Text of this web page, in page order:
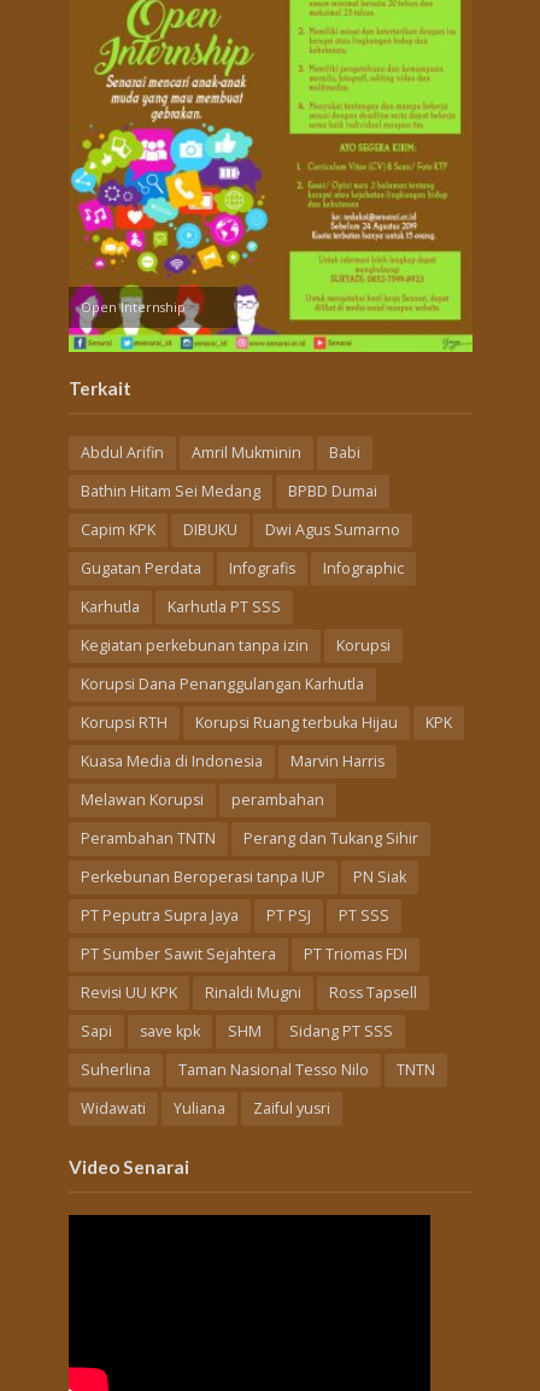
Open Internship
Terkait
Abdul Arifin Amril Mukminin
Babi
Bathin Hitam Sei Medang
BPBD Dumai
Capim KPK
DIBUKU
Dwi Agus Sumarno
Gugatan Perdata
Infografis
Infographic
Karhutla
Karhutla PT SSS
Kegiatan perkebunan tanpa izin
Korupsi
Korupsi Dana Penanggulangan Karhutla
Korupsi RTH
Korupsi Ruang terbuka Hijau
KPK
Kuasa Media di Indonesia
Marvin Harris
Melawan Korupsi
perambahan
Perambahan TNTN
Perang dan Tukang Sihir
Perkebunan Beroperasi tanpa IUP
PN Siak
PT Peputra Supra Jaya
PT PSJ
PT SSS
PT Sumber Sawit Sejahtera
PT Triomas FDI
Revisi UU KPK
Rinaldi Mugni
Ross Tapsell
Sapi
save kpk SHM
Sidang PT SSS
Suherlina
Taman Nasional Tesso Nilo
TNTN
Widawati
Yuliana Zaiful yusri
Video Senarai